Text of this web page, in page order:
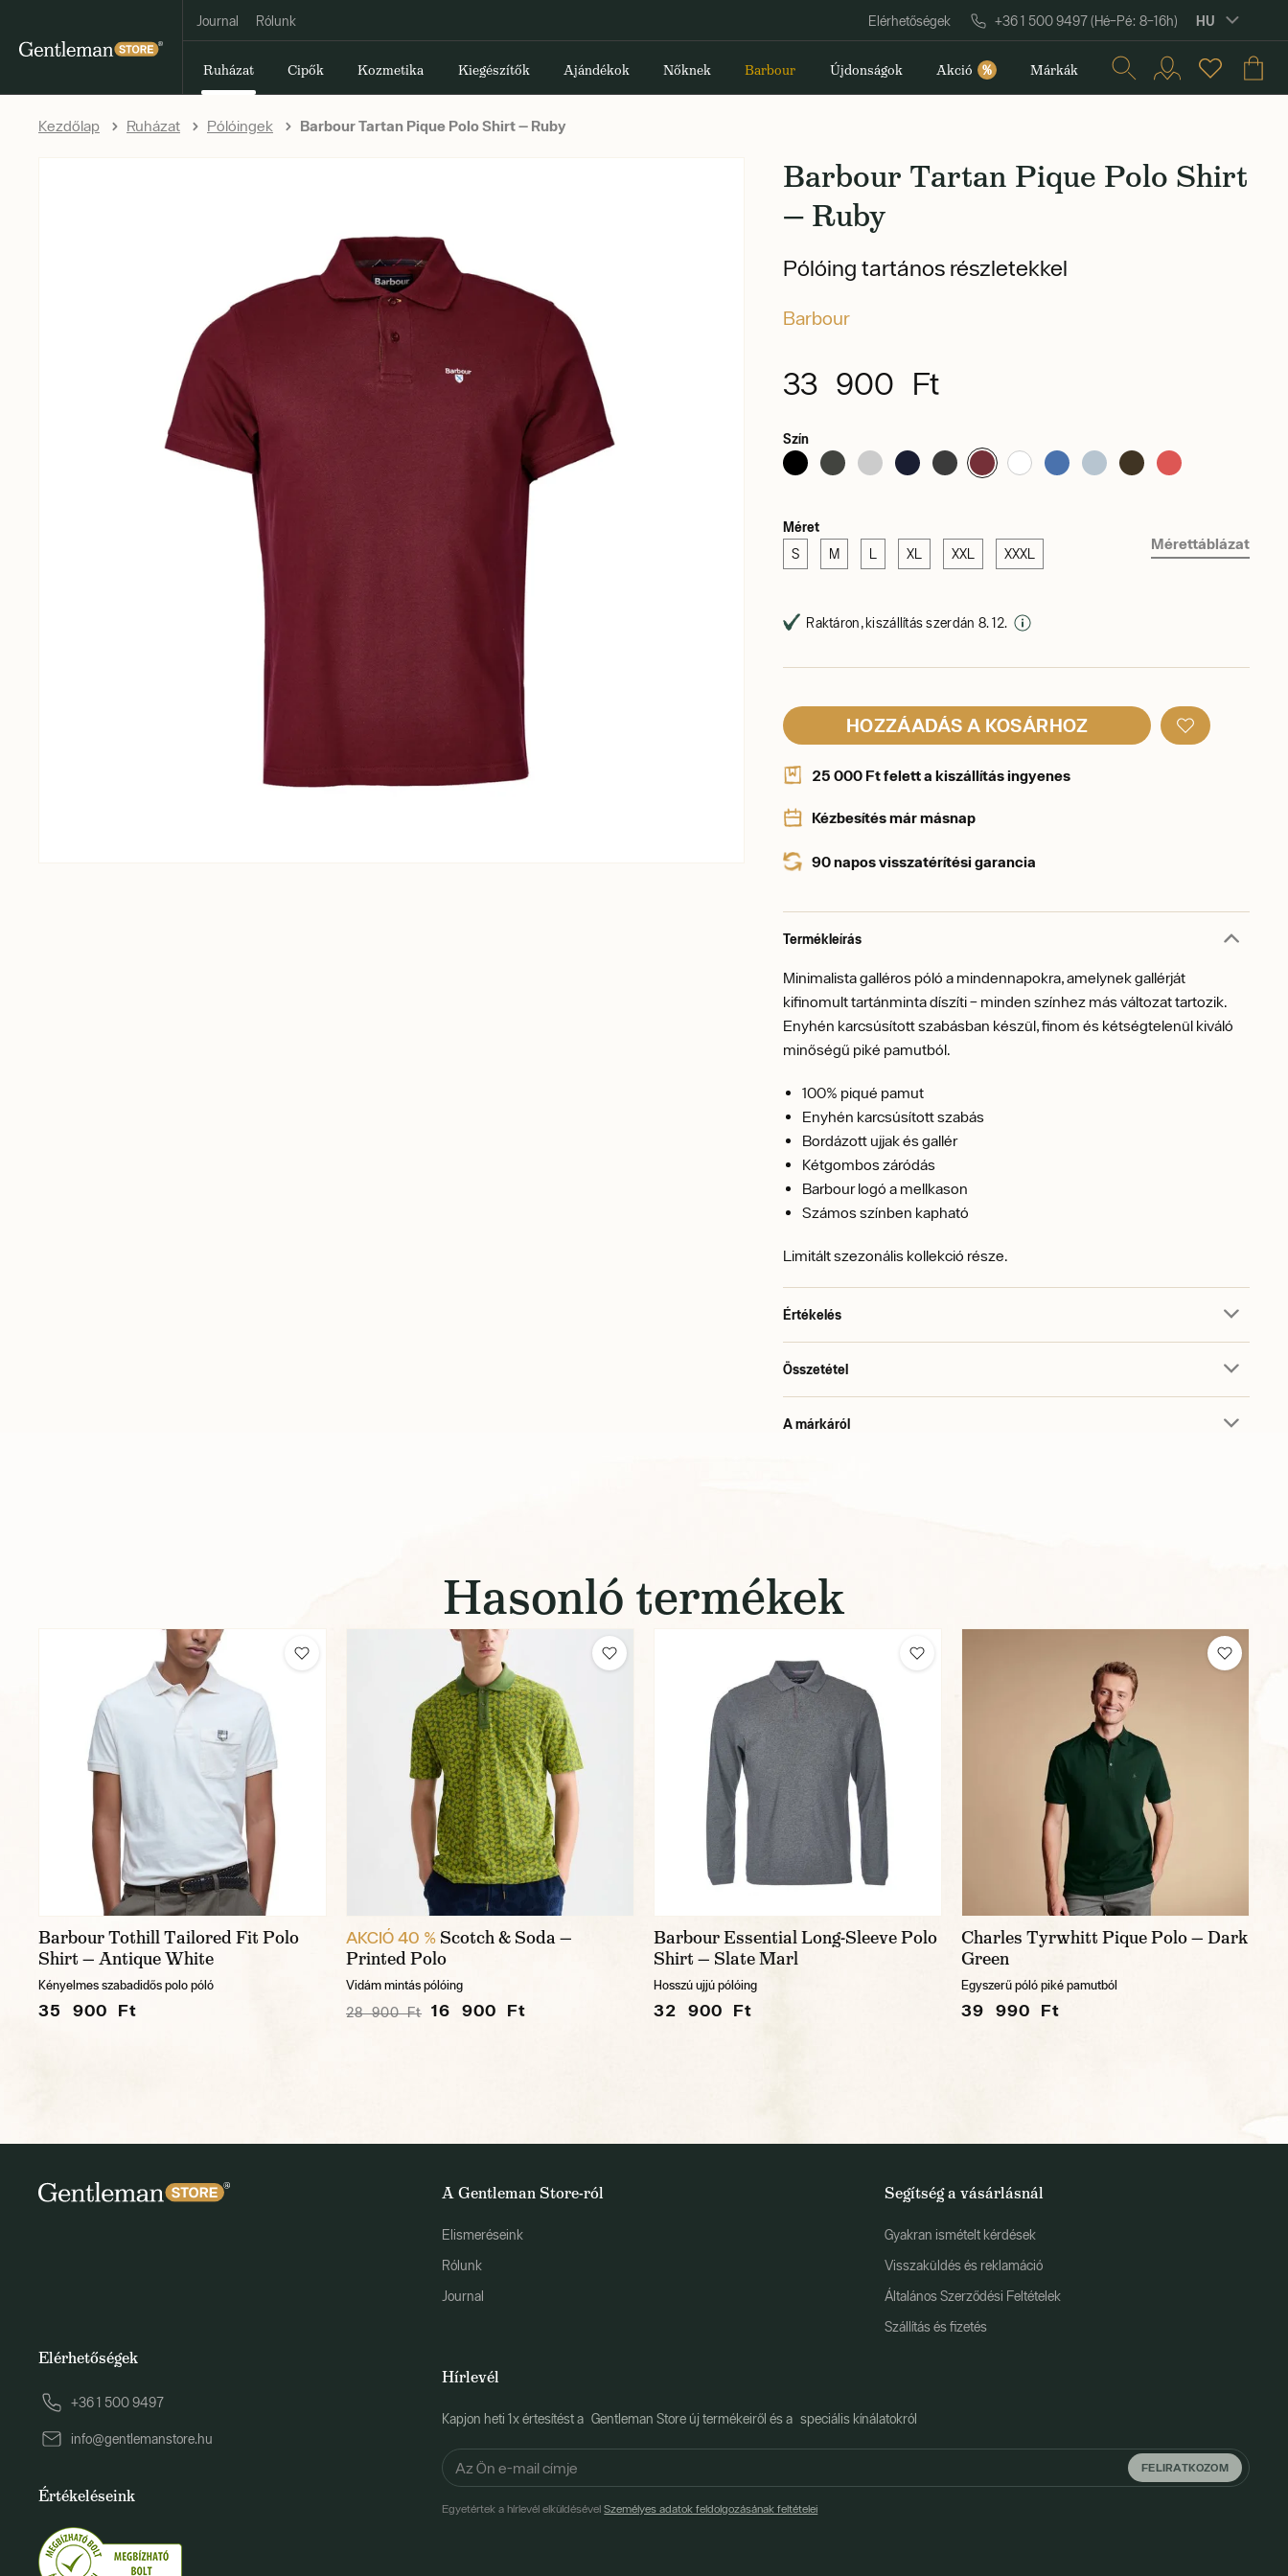
Journal Rólunk Elérhetőségek +36 1 500 9497 (Hé–Pé: 8–16h) HU
Ruházat Cipők Kozmetika Kiegészítők Ajándékok Nőknek Barbour Újdonságok Akció % Márkák
Kezdőlap Ruházat Pólóingek Barbour Tartan Pique Polo Shirt — Ruby
Barbour Tartan Pique Polo Shirt
— Ruby
Pólóing tartános részletekkel
Barbour
33 900 Ft
Szín
Méret
S M XL XXL XXXL
Mérettáblázat
Raktáron, kiszállítás szerdán 8. 12.
HOZZÁADÁS A KOSÁRHOZ
25 000 Ft felett a kiszállítás ingyenes
Kézbesítés már másnap
90 napos visszatérítési garancia
Termékleírás
Minimalista galléros póló a mindennapokra, amelynek gallérját
kifinomult tartánminta díszíti – minden színhez más változat tartozik.
Enyhén karcsúsított szabásban készül, finom és kétségtelenül kiváló
minőségű piké pamutból.
100% piqué pamut
Enyhén karcsúsított szabás
Bordázott ujjak és gallér
Kétgombos záródás
Barbour logó a mellkason
Számos színben kapható
Limitált szezonális kollekció része.
Értékelés
Összetétel
A márkáról
Hasonló termékek
Barbour Tothill Tailored Fit Polo
Shirt — Antique White
Kényelmes szabadidős polo póló
35 900 Ft
AKCIÓ 40 % Scotch & Soda —
Printed Polo
Vidám mintás pólóing
28 900 Ft 16 900 Ft
Barbour Essential Long-Sleeve Polo
Shirt — Slate Marl
Hosszú ujjú pólóing
32 900 Ft
Charles Tyrwhitt Pique Polo — Dark
Green
Egyszerű póló piké pamutból
39 990 Ft
A Gentleman Store-ról
Elismeréseink
Rólunk
Journal
Segítség a vásárlásnál
Gyakran ismételt kérdések
Visszaküldés és reklamáció
Általános Szerződési Feltételek
Szállítás és fizetés
Hírlevél
Kapjon heti 1x értesítést a Gentleman Store új termékeiről és a speciális kínálatokról
FELIRATKOZOM
Egyetértek a hírlevél elküldésévelSzemélyes adatok feldolgozásának feltételei
Elérhetőségek
+36 1 500 9497
info@gentlemanstore.hu
Értékeléseink